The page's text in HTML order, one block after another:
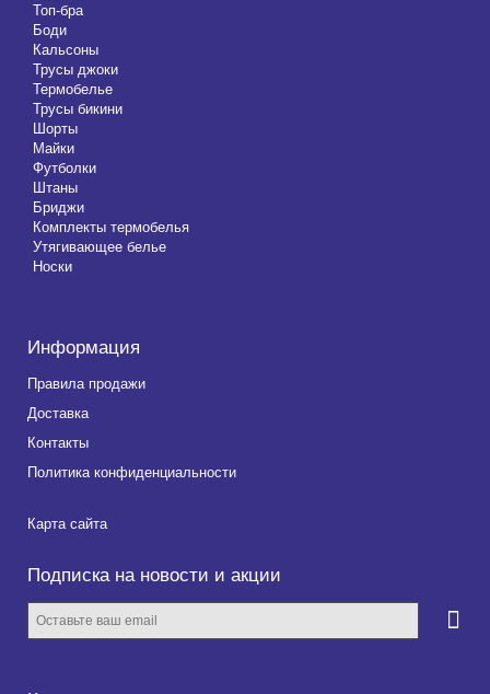
Топ-бра
Боди
Кальсоны
Трусы джоки
Термобелье
Трусы бикини
Шорты
Майки
Футболки
Штаны
Бриджи
Комплекты термобелья
Утягивающее белье
Носки
Информация
Правила продажи
Доставка
Контакты
Политика конфиденциальности
Карта сайта
Подписка на новости и акции